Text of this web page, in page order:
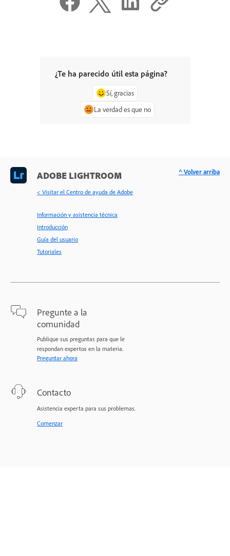
¿Te ha parecido útil esta página?
Sí, gracias
La verdad es que no
ADOBE LIGHTROOM
< Visitar el Centro de ayuda de Adobe
Información y asistencia técnica
Introducción
Guía del usuario
Tutoriales
Pregunte a la
comunidad
Publique sus preguntas para que le
respondan expertos en la materia.
Preguntar ahora
Contacto
Asistencia experta para sus problemas.
Comenzar
^ Volver arriba